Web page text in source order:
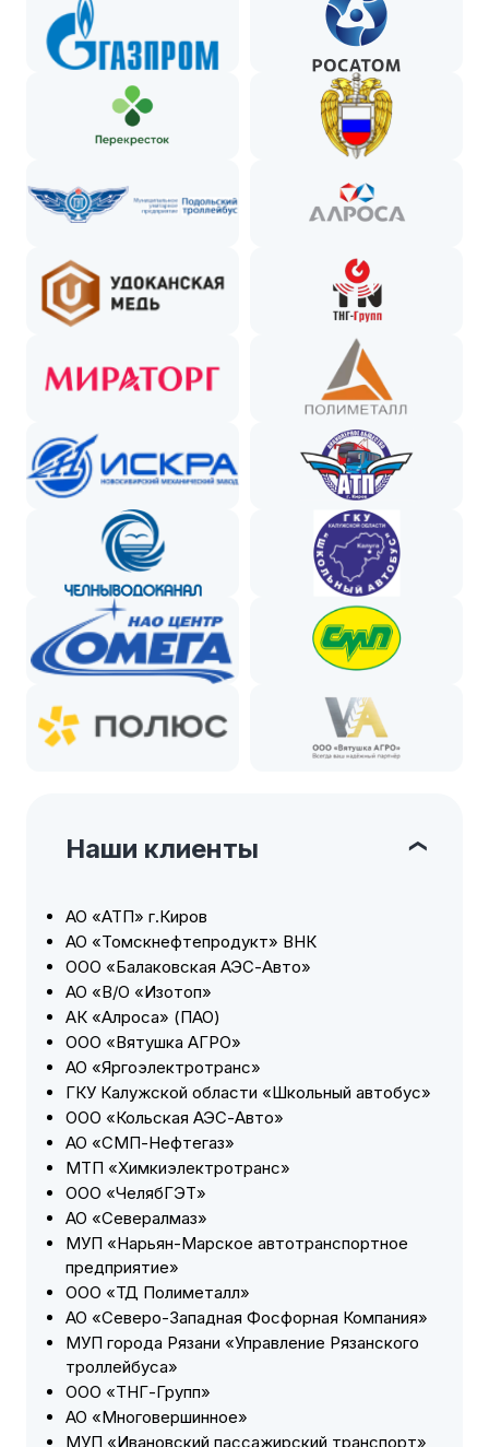
Наши клиенты
АО «АТП» г.Киров
АО «Томскнефтепродукт» ВНК
ООО «Балаковская АЭС-Авто»
АО «В/О «Изотоп»
АК «Алроса» (ПАО)
ООО «Вятушка АГРО»
АО «Яргоэлектротранс»
ГКУ Калужской области «Школьный автобус»
ООО «Кольская АЭС-Авто»
АО «СМП-Нефтегаз»
МТП «Химкиэлектротранс»
ООО «ЧелябГЭТ»
АО «Севералмаз»
МУП «Нарьян-Марское автотранспортное
предприятие»
ООО «ТД Полиметалл»
АО «Северо-Западная Фосфорная Компания»
МУП города Рязани «Управление Рязанского
троллейбуса»
ООО «ТНГ-Групп»
АО «Многовершинное»
МУП «Ивановский пассажирский транспорт»